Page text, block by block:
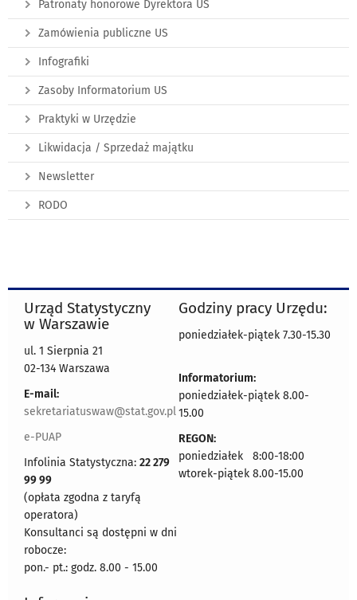
Patronaty honorowe Dyrektora US
Zamówienia publiczne US
Infografiki
Zasoby Informatorium US
Praktyki w Urzędzie
Likwidacja / Sprzedaż majątku
Newsletter
RODO
Urząd Statystyczny
w Warszawie
ul. 1 Sierpnia 21
02-134 Warszawa
E-mail:
sekretariatuswaw@stat.gov.pl
e-PUAP
Infolinia Statystyczna: 22 279
99 99
(opłata zgodna z taryfą
operatora)
Konsultanci są dostępni w dni
robocze:
pon.- pt.: godz. 8.00 - 15.00
Godziny pracy Urzędu:
poniedziałek-piątek 7.30-15.30
Informatorium:
poniedziałek-piątek 8.00-
15.00
REGON:
poniedziałek 8:00-18:00
wtorek-piątek 8.00-15.00